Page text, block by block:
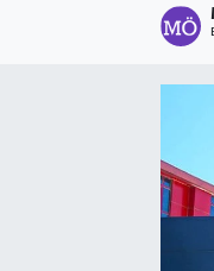
Tarih - Kültür -
Haber Arşivi